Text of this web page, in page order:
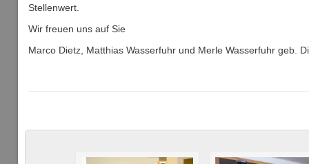
Stellenwert.
Wir freuen uns auf Sie
Marco Dietz, Matthias Wasserfuhr und Merle Wasserfuhr geb.